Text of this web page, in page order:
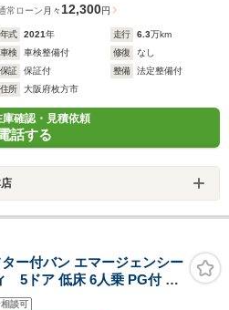
常ローン 月々 12,300円
年式 2021年 走行 6.3万km
車検
車検整備付 修復
なし
保証
保証付 整備
法定整備付
住所
大阪府枚方市
庫確認・見積依頼
話する
ー付バン エマージェンシー
5ドア 低床 6人乗 PG付 純
談可